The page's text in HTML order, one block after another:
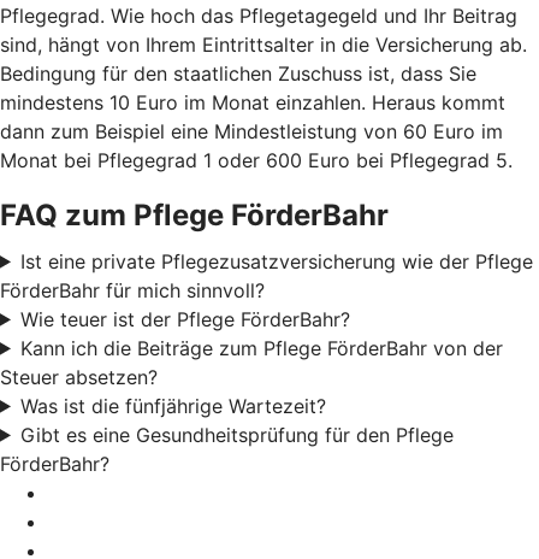
Pflegegrad. Wie hoch das Pflegetagegeld und Ihr Beitrag
sind, hängt von Ihrem Eintrittsalter in die Versicherung ab.
Bedingung für den staatlichen Zuschuss ist, dass Sie
mindestens 10 Euro im Monat einzahlen. Heraus kommt
dann zum Beispiel eine Mindestleistung von 60 Euro im
Monat bei Pflegegrad 1 oder 600 Euro bei Pflegegrad 5.
FAQ zum Pflege FörderBahr
Ist eine private Pflegezusatzversicherung wie der Pflege
FörderBahr für mich sinnvoll?
Wie teuer ist der Pflege FörderBahr?
Kann ich die Beiträge zum Pflege FörderBahr von der
Steuer absetzen?
Was ist die fünfjährige Wartezeit?
Gibt es eine Gesundheitsprüfung für den Pflege
FörderBahr?